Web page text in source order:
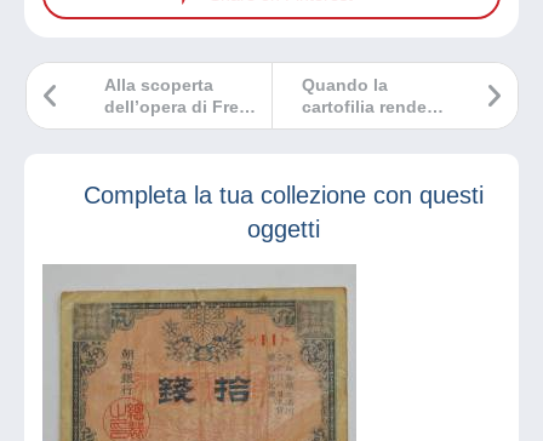
Quando la
cartofilia rende
omaggio
Alla scoperta
dell’opera di Fred
Spurgin
Completa la tua collezione con questi
oggetti